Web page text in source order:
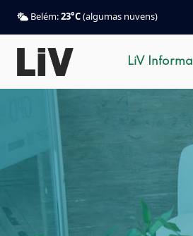
Belém:23°C(algumas nuvens)
LiV Informa